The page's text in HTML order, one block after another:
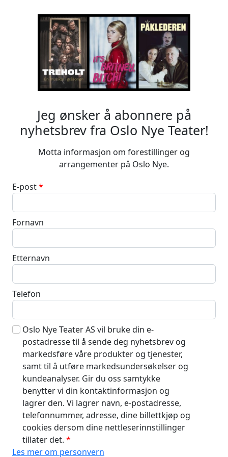
Jeg ønsker å abonnere på
nyhetsbrev fra Oslo Nye Teater!
Motta informasjon om forestillinger og
arrangementer på Oslo Nye.
E-post
Fornavn
Etternavn
Telefon
Oslo Nye Teater AS vil bruke din e-
postadresse til å sende deg nyhetsbrev og
markedsføre våre produkter og tjenester,
samt til å utføre markedsundersøkelser og
kundeanalyser. Gir du oss samtykke
benytter vi din kontaktinformasjon og
lagrer den. Vi lagrer navn, e-postadresse,
telefonnummer, adresse, dine billettkjøp og
cookies dersom dine nettleserinnstillinger
tillater det.
Les mer om personvern